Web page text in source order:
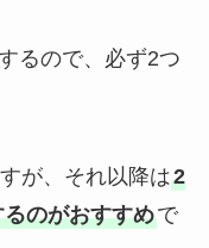
るので、必ず2つ
が、それ以降は2
のがおすすめで